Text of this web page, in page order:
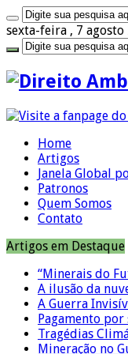
sexta-feira , 7 agosto
Home
Artigos
Janela Global
Patronos
Quem Somos
Contato
Artigos em Destaque
“Minerais do
A ilusão da
A Guerra
Pagamento
Tragédias
Mineração no